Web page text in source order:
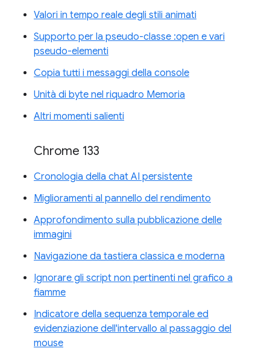
Valori in tempo reale degli stili animati
Supporto per la pseudo-classe :open e vari
pseudo-elementi
Copia tutti i messaggi della console
Unità di byte nel riquadro Memoria
Altri momenti salienti
Chrome 133
Cronologia della chat AI persistente
Miglioramenti al pannello del rendimento
Approfondimento sulla pubblicazione delle
immagini
Navigazione da tastiera classica e moderna
Ignorare gli script non pertinenti nel grafico a
fiamme
Indicatore della sequenza temporale ed
evidenziazione dell'intervallo al passaggio del
mouse